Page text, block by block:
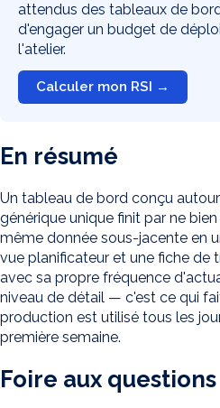
attendus des tableaux de
d'engager un budget de
l'atelier.
Calculer mon RSI →
En résumé
Un tableau de bord conçu
générique unique finit par ne
même donnée sous-jacente en
vue planificateur et une fiche
avec sa propre fréquence
niveau de détail — c'est ce qui
production est utilisé tous les
première semaine.
Foire aux questions